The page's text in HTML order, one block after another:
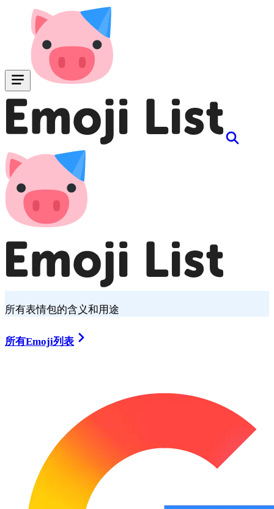
所有表情包的含义和用途
所有Emoji列表